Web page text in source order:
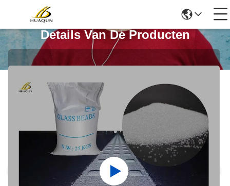
Details Van De Producten